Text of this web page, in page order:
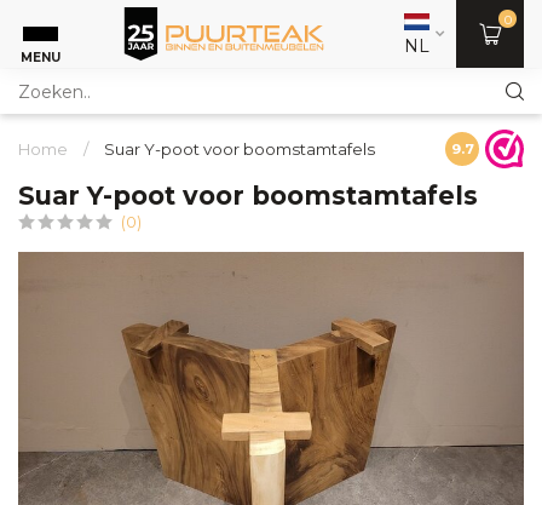
MENU NL
0
Home / Suar Y-poot voor boomstamtafels 9.7
Suar Y-poot voor boomstamtafels
(0)